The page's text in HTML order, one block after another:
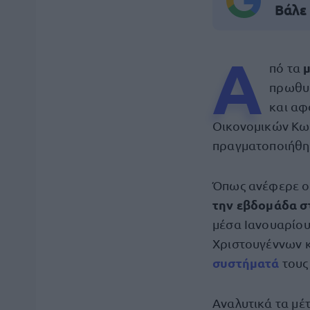
Α πό τα
και
Οικονομικών
Όπως ανέφερε ο
την εβδομάδα
μέσα
Χριστουγέννων
συστήματά
Αναλυτικά τα